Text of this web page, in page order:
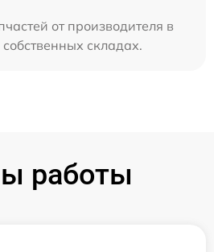
от производителя в
складах.
работы